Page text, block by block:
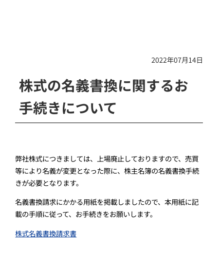
2022年07月14日
株式の名義書換に関するお
手続きについて
弊社株式につきましては、上場廃止しておりますので、売買
等により名義が変更となった際に、株主名簿の名義書換手続
きが必要となります。
名義書換請求にかかる用紙を掲載しましたので、本用紙に記
載の手順に従って、お手続きをお願いします。
株式名義書換請求書